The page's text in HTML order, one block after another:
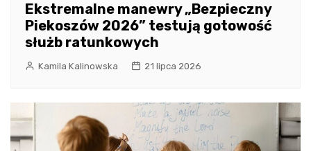
Ekstremalne manewry „Bezpieczny
Piekoszów 2026” testują gotowość
służb ratunkowych
Kamila Kalinowska 21 lipca 2026